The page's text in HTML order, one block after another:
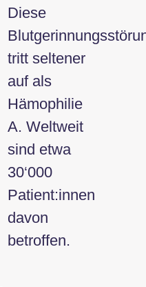
Diese
tritt seltener
auf als
Hämophilie
A. Weltweit
sind etwa
30‘000
Patient:innen
davon
betroffen.